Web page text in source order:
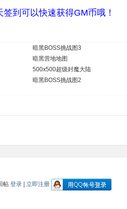
到可以快速获得GM币哦！
暗黑BOSS挑战图3
暗黑营地地图
500x500超级封魔大陆
暗黑BOSS挑战图2
帖 登录| 立即注册